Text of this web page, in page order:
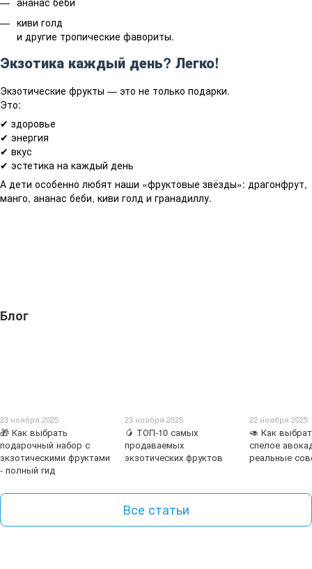
киви голд
и другие тропические фавориты.
Экзотика каждый день? Легко!
Экзотические фрукты — это не только подарки.
Это:
✔ здоровье
✔ энергия
✔ вкус
✔ эстетика на каждый день
А дети особенно любят наши «фруктовые звёзды»: драгонфрут,
манго, ананас беби, киви голд и гранадиллу.
Блог
23 ноября 2025
🎁 Как выбрать
подарочный набор с
экзотическими фруктами
- полный гид
23 ноября 2025
🥭 ТОП-10 самых
продаваемых
экзотических фруктов
22 ноября 2025
🥑 Как
спелое
реальные
Все статьи